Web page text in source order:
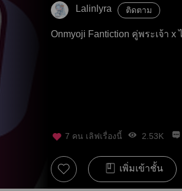
Lalinlyra ติดตาม
Onmyoji Fantiction คู่พระเจ้า x
7 คน เลิฟเรื่องนี้ 2.53K
เพิ่มเข้าชั้น